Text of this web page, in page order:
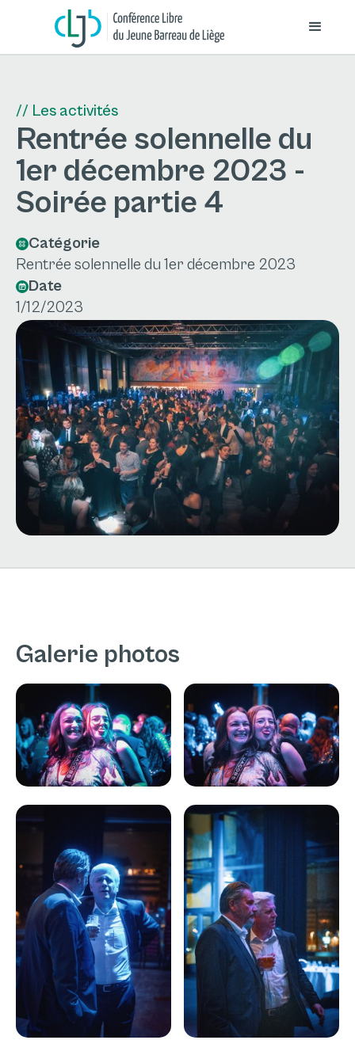
// Les activités
Rentrée solennelle du
1er décembre 2023 -
Soirée partie 4
Catégorie
Rentrée solennelle du 1er décembre 2023
Date
1/12/2023
Galerie photos